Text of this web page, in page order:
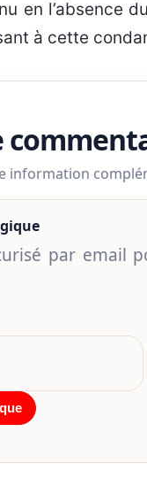
en l’absence
à cette
information
par email